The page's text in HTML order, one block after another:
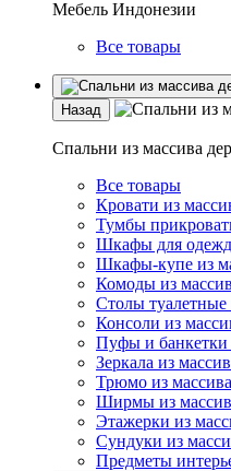
Мебель Индонезии
Все товары
Назад
Спальни из массива
Все товары
Кровати из
Тумбы
Шкафы для
Шкафы-купе из
Комоды из
Столы туалетные
Консоли из
Пуфы и банкетки
Зеркала из
Трюмо из
Ширмы из
Этажерки из
Сундуки из
Предметы